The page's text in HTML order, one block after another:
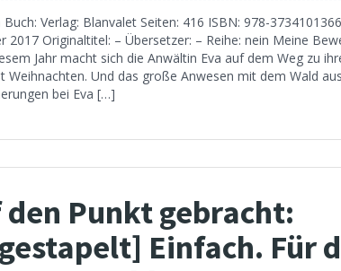
Verlag: Blanvalet Seiten: 416 ISBN: 978-
2017 Originaltitel: – Übersetzer: – Reihe: nein Meine
Jahr macht sich die Anwältin Eva auf dem Weg zu
Weihnachten. Und das große Anwesen mit dem Wald
bei Eva […]
den Punkt gebracht:
Einfach. Für